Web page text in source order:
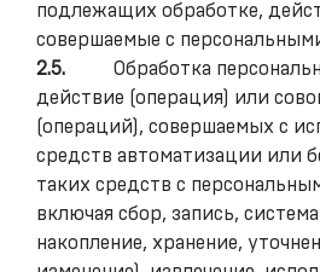
подлежащих обработке,
совершаемые с
2.5. Обработка
действие (операция) или
(операций), совершаемых с
средств автоматизации или
таких средств с
включая сбор, запись,
накопление, хранение,